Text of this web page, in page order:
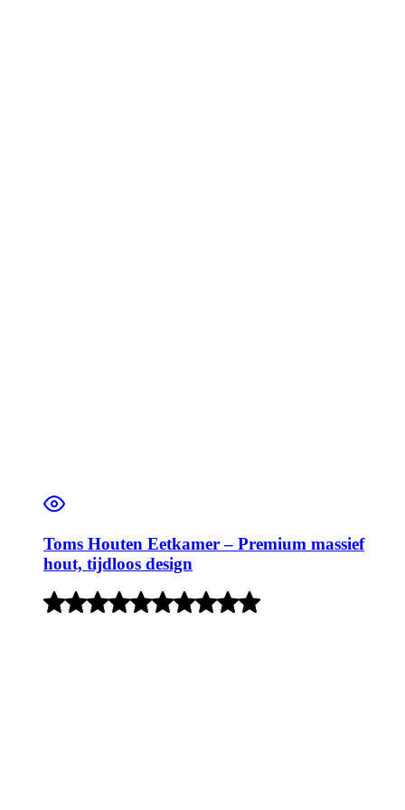
Toms Houten Eetkamer – Premium massief
hout, tijdloos design
Rated